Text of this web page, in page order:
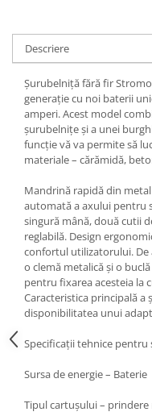
Incubatoare, oparitoare si
deplumatoare
Echipamente pentru
Aparate de tuns animale
Piese si accesorii
animale
Tarcuri animale
Semanatori
Masini batut stalpi si
Roabe & accesorii
Casute gradina si cutii
Mobilier gradina
Corturi, Prelate si plase
umbrire
Lopeti zapada
Zdrobitoare si teascuri
Teascuri
Descriere
Șurubelniță fără fir
generație cu noi baterii
amperi. Acest model
șurubelnițe și a unei
funcție vă va permite să
materiale – cărămidă,
Mandrină rapidă din
automată a axului pentru
singură mână, două cutii
reglabilă. Design
confortul utilizatorului.
o clemă metalică și o
pentru fixarea acesteia la
Caracteristica principală
disponibilitatea unui
Specificații tehnice pentru
Sursa de energie – Baterie
Tipul cartușului – prindere